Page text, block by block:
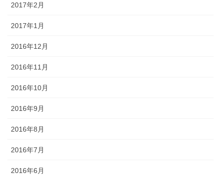
2017年2月
2017年1月
2016年12月
2016年11月
2016年10月
2016年9月
2016年8月
2016年7月
2016年6月